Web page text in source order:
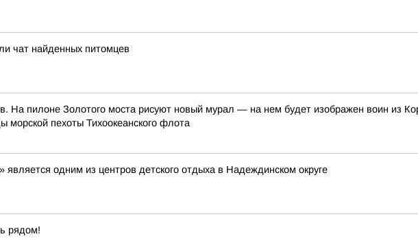
чат найденных питомцев
На пилоне Золотого моста рисуют новый мурал — на нем будет изображен воин из
морской пехоты Тихоокеанского флота
является одним из центров детского отдыха в Надеждинском округе
рядом!